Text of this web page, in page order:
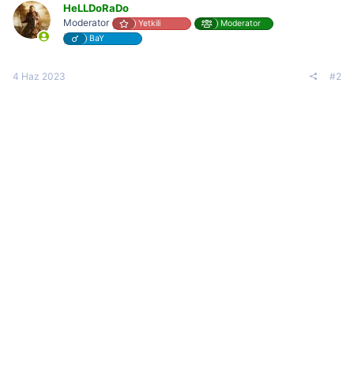
HeLLDoRaDo
Moderator Yetkili
Moderator
BaY
4 Haz 2023 #2